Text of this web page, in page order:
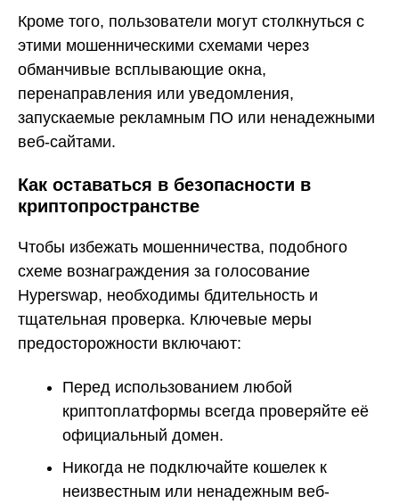
Кроме того, пользователи могут столкнуться с
этими мошенническими схемами через
обманчивые всплывающие окна,
перенаправления или уведомления,
запускаемые рекламным ПО или ненадежными
веб-сайтами.
Как оставаться в безопасности в
криптопространстве
Чтобы избежать мошенничества, подобного
схеме вознаграждения за голосование
Hyperswap, необходимы бдительность и
тщательная проверка. Ключевые меры
предосторожности включают:
Перед использованием любой
криптоплатформы всегда проверяйте её
официальный домен.
Никогда не подключайте кошелек к
неизвестным или ненадежным веб-